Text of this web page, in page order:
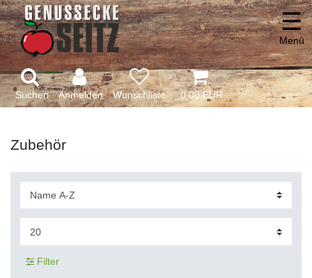
Suchen Anmelden 0,00 EUR
☰
Menü
Zubehör
Filter